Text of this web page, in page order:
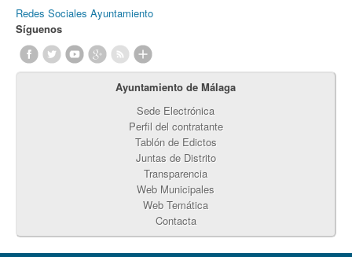
Redes Sociales Ayuntamiento
Síguenos
Ayuntamiento de Málaga
Sede Electrónica
Perfil del contratante
Tablón de Edictos
Juntas de Distrito
Transparencia
Web Municipales
Web Temática
Contacta